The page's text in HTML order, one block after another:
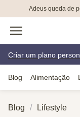
Adeus queda de
Criar um plano
Blog Alimentação
Blog Lifestyle